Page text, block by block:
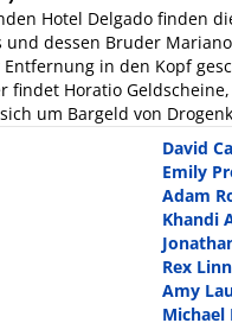
Hotel Delgado finden
und dessen Bruder
in den Kopf
findet Horatio
um Bargeld von
David
Emily
Adam
Khandi
Rex Linn
Amy
Michael